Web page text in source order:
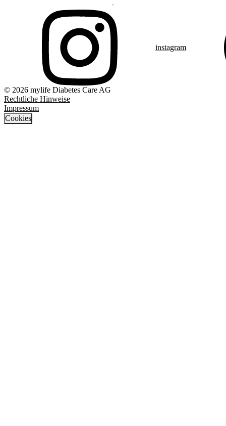
instagram
© 2026 mylife Diabetes Care AG
Rechtliche Hinweise
Impressum
Cookies